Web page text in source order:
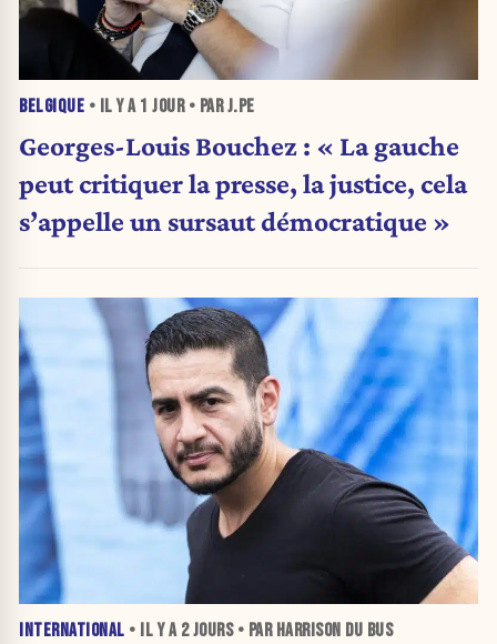
BELGIQUE • IL Y A 1 JOUR• PAR J.PE
Georges-Louis Bouchez : « La gauche
peut critiquer la presse, la justice, cela
s’appelle un sursaut démocratique »
INTERNATIONAL • IL Y A 2 JOURS• PAR HARRISON DU BUS